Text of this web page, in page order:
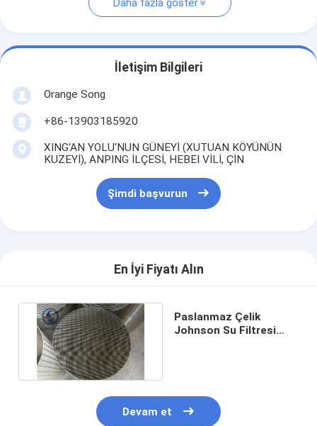
Daha fazla göster
İletişim Bilgileri
Orange Song
+86-13903185920
XING'AN YOLU'NUN GÜNEYİ (XUTUAN KÖYÜNÜN
KUZEYİ), ANPING İLÇESİ, HEBEI VİLİ, ÇİN
Şimdi başvurun
En İyi Fiyatı Alın
Paslanmaz Çelik
Johnson Su Filtresi
Devam et